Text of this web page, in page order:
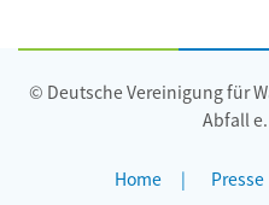
© Deutsche Vereinigung für
Abfall e.
Home Presse